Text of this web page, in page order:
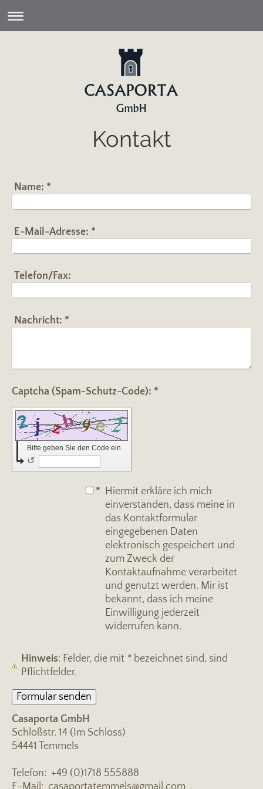
Kontakt
Name: *
E-Mail-Adresse: *
Telefon/Fax:
Nachricht: *
Captcha (Spam-Schutz-Code): *
Bitte geben Sie den Code ein
↺
* Hiermit erkläre ich mich
einverstanden, dass meine in
das Kontaktformular
eingegebenen Daten
elektronisch gespeichert und
zum Zweck der
Kontaktaufnahme verarbeitet
und genutzt werden. Mir ist
bekannt, dass ich meine
Einwilligung jederzeit
widerrufen kann.
Hinweis : Felder, die mit * bezeichnet sind, sind
Pflichtfelder.
Casaporta GmbH
Schloßstr. 14 (Im Schloss)
54441 Temmels
Telefon: +49 (0)1718 555888
E-Mail: casaportatemmels@gmail.com